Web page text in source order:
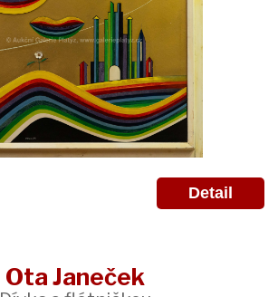
Detail
Ota Janeček